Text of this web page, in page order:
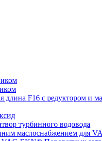
длина F16 с редуктором и
турбинного водовода
маслоснабжением для